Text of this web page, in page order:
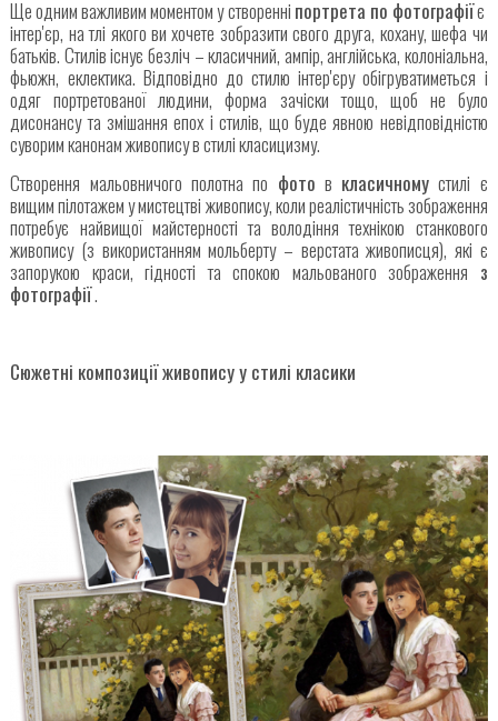
Ще одним важливим моментом у створенні портрета по фотографіїє ​​
інтер'єр, на тлі якого ви хочете зобразити свого друга, кохану, шефа чи
батьків. Стилів існує безліч – класичний, ампір, англійська, колоніальна,
фьюжн, еклектика. Відповідно до стилю інтер'єру обігруватиметься і
одяг портретованої людини, форма зачіски тощо, щоб не було
дисонансу та змішання епох і стилів, що буде явною невідповідністю
суворим канонам живопису в стилі класицизму.
Створення мальовничого полотна по фото в класичному стилі є
вищим пілотажем у мистецтві живопису, коли реалістичність зображення
потребує найвищої майстерності та володіння технікою станкового
живопису (з використанням мольберту – верстата живописця), які є
запорукою краси, гідності та спокою мальованого зображення з
фотографії.
Сюжетні композиції живопису у стилі класики